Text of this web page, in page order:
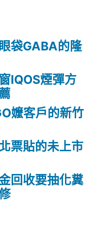
袋GABA的隆
IQOS煙彈方
嬤客戶的新竹
票貼的未上市
回收要抽化糞